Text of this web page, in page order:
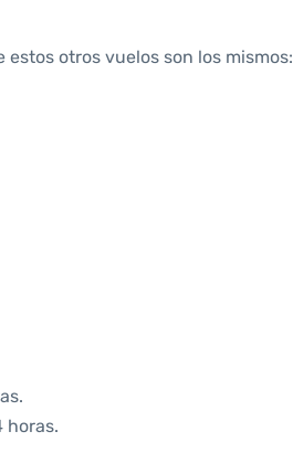
otros vuelos son los mismos:
horas.